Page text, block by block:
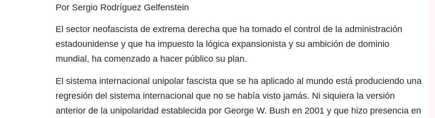
Por Sergio Rodríguez Gelfenstein
El sector neofascista de extrema derecha que ha tomado el control de la administración
estadounidense y que ha impuesto la lógica expansionista y su ambición de dominio
mundial, ha comenzado a hacer público su plan.
El sistema internacional unipolar fascista que se ha aplicado al mundo está produciendo una
regresión del sistema internacional que no se había visto jamás. Ni siquiera la versión
anterior de la unipolaridad establecida por George W. Bush en 2001 y que hizo presencia en